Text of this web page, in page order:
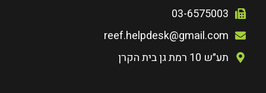
03-6575003
reef.helpdesk@gmail.com
תע״ש 10 רמת גן בית הקרן